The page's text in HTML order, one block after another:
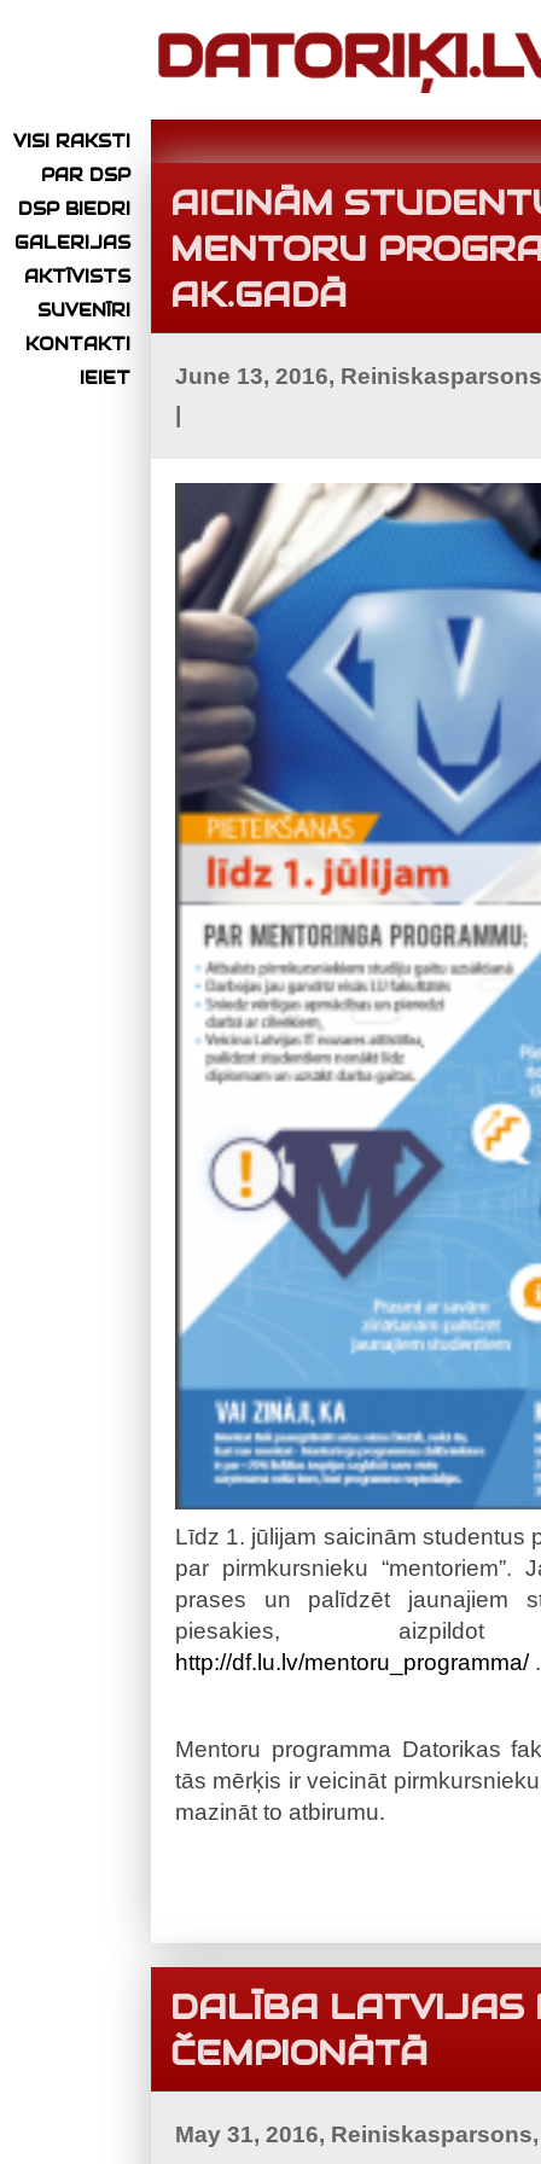
VISI RAKSTI
PAR DSP
DSP BIEDRI
GALERIJAS
AKTĪVISTS
SUVENĪRI
KONTAKTI
IEIET
AICINĀM
MENTORU
AK.GADĀ
June 13, 2016,
Līdz 1. jūlijam saicinām studentus
par pirmkursnieku
prases un palīdzēt jaunajiem
piesakies,
http://df.lu.lv/mentoru_programma/.
Mentoru programma Datorikas
tās mērķis ir veicināt
mazināt to atbirumu.
DALĪBA LATVIJAS
ČEMPIONĀTĀ
May 31, 2016,